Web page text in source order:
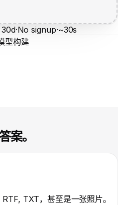
·No signup·~30s
型构建
案。
TXT，甚至是一张照片。